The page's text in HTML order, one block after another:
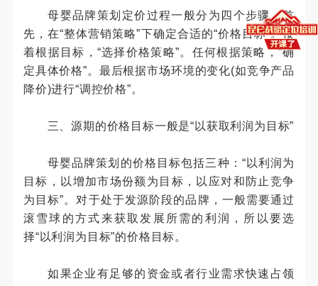
母婴品牌策划定价过程一般分为四个步骤。首
先，在“整体营销策略”下确定合适的“价格目标”。接
着根据目标，“选择价格策略”。任何根据策略，“确
定具体价格”。最后根据市场环境的变化(如竞争产品
降价)进行“调控价格”。
三、源期的价格目标一般是“以获取利润为目标”
母婴品牌策划的价格目标包括三种：“以利润为
目标，以增加市场份额为目标，以应对和防止竞争
为目标”。对于处于发源阶段的品牌，一般需要通过
滚雪球的方式来获取发展所需的利润，所以要选
择“以利润为目标”的价格目标。
如果企业有足够的资金或者行业需求快速占领